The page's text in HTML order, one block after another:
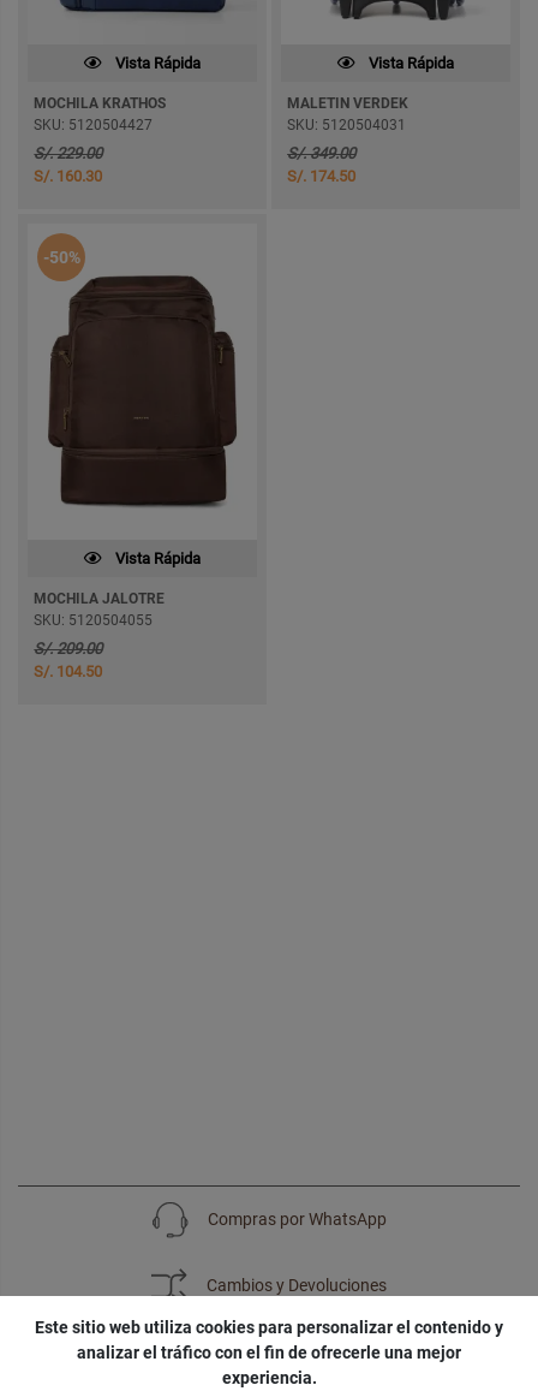
Vista Rápida
MOCHILA KRATHOS
SKU: 5120504427
S/. 229.00
S/. 160.30
Vista Rápida
MALETIN VERDEK
SKU: 5120504031
S/. 349.00
S/. 174.50
-50%
Vista Rápida
MOCHILA JALOTRE
SKU: 5120504055
S/. 209.00
S/. 104.50
Compras por WhatsApp
Cambios y Devoluciones
Este sitio web utiliza cookies para personalizar el contenido y
analizar el tráfico con el fin de ofrecerle una mejor
experiencia.